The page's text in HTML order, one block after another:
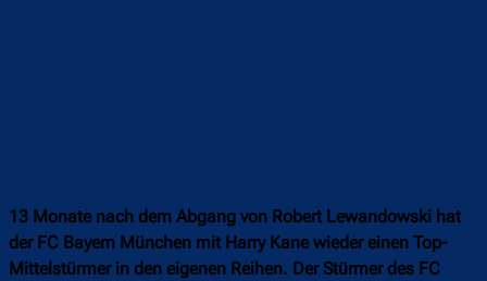
13 Monate nach dem Abgang von Robert Lewandowski hat
der FC Bayern München mit Harry Kane wieder einen Top-
Mittelstürmer in den eigenen Reihen. Der Stürmer des FC